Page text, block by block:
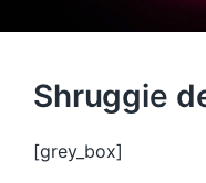
Shruggie
[grey_box]